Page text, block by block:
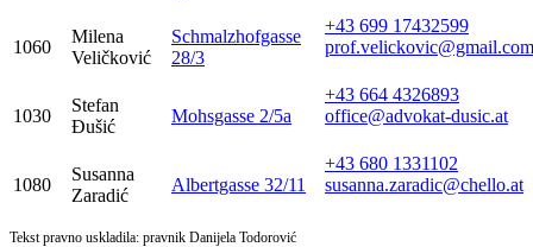
1060
Milena
Veličković
Schmalzhofgasse
28/3
+43 699 17432599
prof.velickovic@gmail.com
1030
Stefan
Đušić
Mohsgasse 2/5a
+43 664 4326893
office@advokat-dusic.at
1080
Susanna
Zaradić
Albertgasse 32/11
+43 680 1331102
susanna.zaradic@chello.at
Tekst pravno uskladila: pravnik Danijela Todorović